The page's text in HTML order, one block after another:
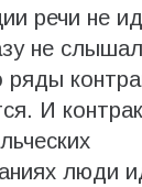
речи не
не
ряды
И
люди